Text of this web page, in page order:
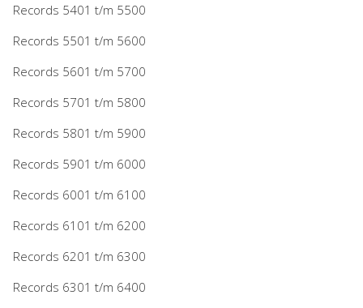
Records 5401 t/m 5500
Records 5501 t/m 5600
Records 5601 t/m 5700
Records 5701 t/m 5800
Records 5801 t/m 5900
Records 5901 t/m 6000
Records 6001 t/m 6100
Records 6101 t/m 6200
Records 6201 t/m 6300
Records 6301 t/m 6400